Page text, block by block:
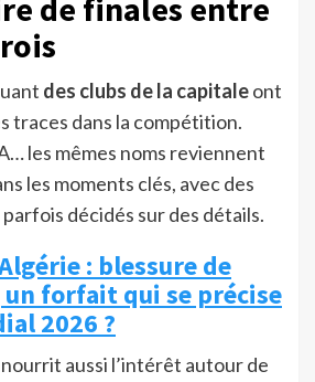
de finales entre
des clubs de la capitaleont
traces dans la compétition.
les mêmes noms reviennent
les moments clés, avec des
décidés sur des détails.
: blessure de
un forfait qui se précise
2026 ?
aussi l’intérêt autour de